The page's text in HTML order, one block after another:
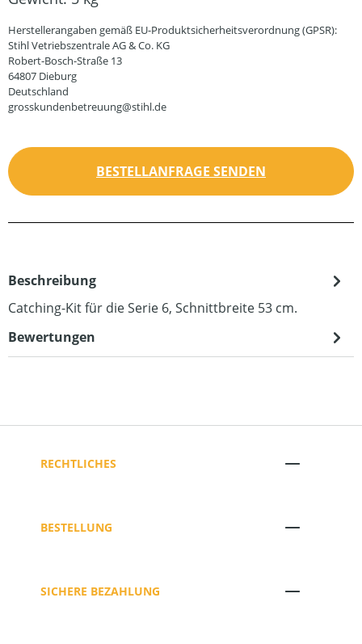
Herstellerangaben gemäß EU-Produktsicherheitsverordnung (GPSR):
Stihl Vetriebszentrale AG & Co. KG
Robert-Bosch-Straße 13
64807 Dieburg
Deutschland
grosskundenbetreuung@stihl.de
BESTELLANFRAGE SENDEN
Beschreibung
Catching-Kit für die Serie 6, Schnittbreite 53 cm.
Bewertungen
RECHTLICHES
BESTELLUNG
SICHERE BEZAHLUNG